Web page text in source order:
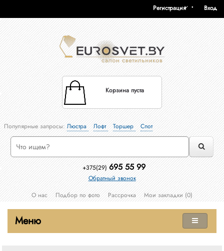
Вход
Регистрация
Корзина пуста
Популярные запросы:Люстра Лофт Торшер Спот
+375(29) 695 55 99
Обратный звонок
О нас
Подбор по фото Рассрочка Мои закладки (0)
Меню